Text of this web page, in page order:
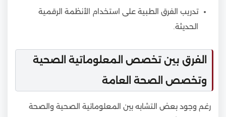
تدريب الفرق الطبية على استخدام الأنظمة الرقمية
الحديثة.
الفرق بين تخصص المعلوماتية الصحية
وتخصص الصحة العامة
رغم وجود بعض التشابه بين المعلوماتية الصحية والصحة